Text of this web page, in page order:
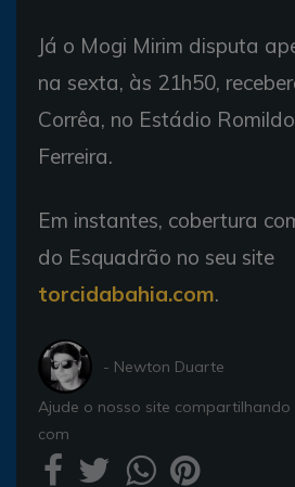
Já o Mogi Mirim disputa
na sexta, às 21h50,
Corrêa, no Estádio
Ferreira.
Em instantes, cobertura
do Esquadrão no seu site
torcidabahia.com.
- Newton Duarte
Ajude o nosso site
com